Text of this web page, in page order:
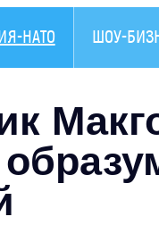
НАТО ШОУ-